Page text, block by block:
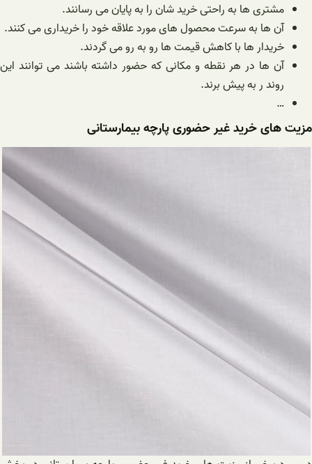
مشتری ها به راحتی خرید شان را به پایان می رسانند.
آن ها به سرعت محصول های مورد علاقه خود را خریداری می کنند.
خریدار ها با کاهش قیمت ها رو به رو می گردند.
آن ها در هر نقطه و مکانی که حضور داشته باشند می توانند این
روند ر به پیش برند.
…
مزیت های خرید غیر حضوری پارچه بیمارستانی